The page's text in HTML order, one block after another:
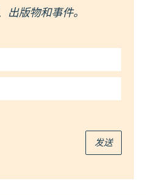
出版物和事件。
发送